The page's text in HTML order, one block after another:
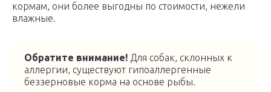
кормам, они более выгодны по стоимости, нежели
влажные.
Обратите внимание! Для собак, склонных к
аллергии, существуют гипоаллергенные
беззерновые корма на основе рыбы.